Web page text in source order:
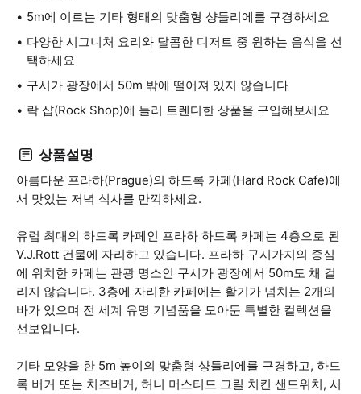
5m에 이르는 기타 형태의 맞춤형 샹들리에를 구경하세요
다양한 시그니처 요리와 달콤한 디저트 중 원하는 음식을 선
택하세요
구시가 광장에서 50m 밖에 떨어져 있지 않습니다
락 샵(Rock Shop)에 들러 트렌디한 상품을 구입해보세요
상품설명
아름다운 프라하(Prague)의 하드록 카페(Hard Rock Cafe)에
서 맛있는 저녁 식사를 만끽하세요.
유럽 최대의 하드록 카페인 프라하 하드록 카페는 4층으로 된
V.J.Rott 건물에 자리하고 있습니다. 프라하 구시가지의 중심
에 위치한 카페는 관광 명소인 구시가 광장에서 50m도 채 걸
리지 않습니다. 3층에 자리한 카페에는 활기가 넘치는 2개의
바가 있으며 전 세계 유명 기념품을 모아둔 특별한 컬렉션을
선보입니다.
기타 모양을 한 5m 높이의 맞춤형 샹들리에를 구경하고, 하드
록 버거 또는 치즈버거, 허니 머스터드 그릴 치킨 샌드위치, 시